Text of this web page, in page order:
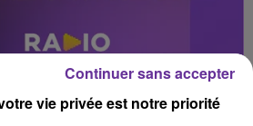
vie privée est notre priorité
Continuer sans accepter